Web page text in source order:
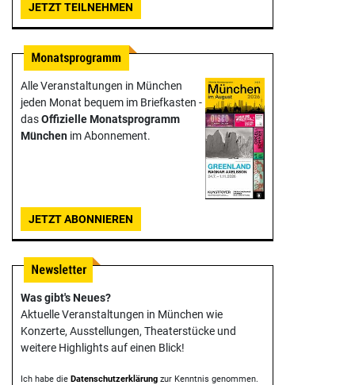
JETZT TEILNEHMEN
Alle Veranstaltungen in München
jeden Monat bequem im Briefkasten -
dasOffizielle Monats­programm
München im Abonnement.
JETZT ABONNIEREN
Was gibt's Neues?
Aktuelle Veranstaltungen in München wie
Konzerte, Ausstellungen, Theater­stücke und
weitere Highlights auf einen Blick!
Ich habe die Datenschutzerklärung zur Kenntnis genommen.